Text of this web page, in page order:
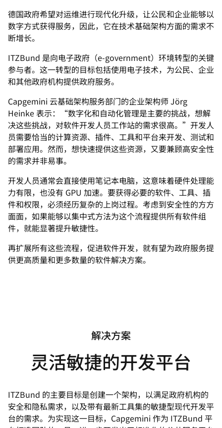
德国政府希望对运维进行现代化升级，让公民和企业能够以
数字方式获得服务，因此，它在技术基础架构方面的需求不
断增长。
ITZBund 是向电子政府（e-government）环境转型的关键
参与者。这一转型的目标包括使用电子技术，为公民、企业
和其他政府机构提供政府服务。
Capgemini 云基础架构服务部门的企业架构师 Jörg
Heinke 表示：“数字化和自动化管理是主要的挑战，想解
决这些挑战，对软件开发人员工作站的需求很高。”开发人
员需要恰当的计算资源、插件、工具和平台来开发、测试和
部署应用。然而，想快速提供这些资源，又要兼顾高安全性
的需求并非易事。
开发人员通常会直接使用笔记本电脑，这意味着硬件处理能
力有限，也没有 GPU 加速。要获得必要的软件、工具、插
件和权限，必须经历复杂的上岗过程。考虑到安全性的方方
面面，如果能够以集中式方法为这个流程提供所有软件组
件，就能显著提升敏捷性。
再扩展所有这些流程，促进软件开发，就有望为政府服务提
供更高质量和更多数量的软件解决方案。
解决方案
灵活敏捷的开发平台
ITZBund 的主要目标是创建一个架构，以满足政府机构的
安全和隐私需求，以及带有最新工具集的敏捷型现代开发平
台的需求。为实现这一目标，Capgemini 作为 ITZBund 平